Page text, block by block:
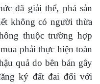
đã giải thể, phá sản
không có người thừa
thuộc trường hợp
phải thực hiện toàn
quả do bên bán gây
ký đất đai đối với